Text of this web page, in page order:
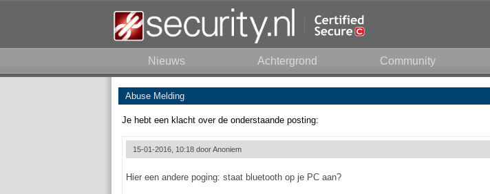
Nieuws Achtergrond Community
Abuse Melding
Je hebt een klacht over de onderstaande posting:
15-01-2016, 10:18 doorAnoniem
Hier een andere poging: staat bluetooth op je PC aan?